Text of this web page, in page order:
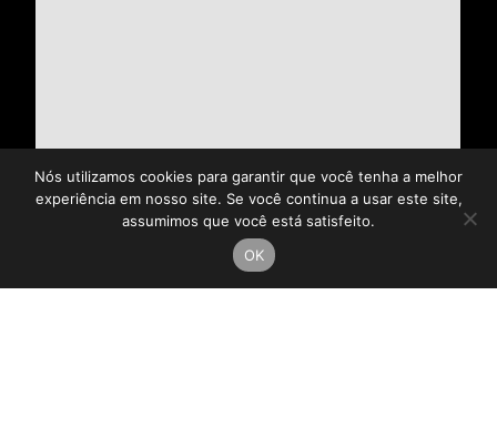
Nós utilizamos cookies para garantir que você tenha a melhor
experiência em nosso site. Se você continua a usar este site,
assumimos que você está satisfeito.
OK